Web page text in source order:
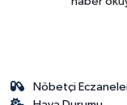
Nöbetçi